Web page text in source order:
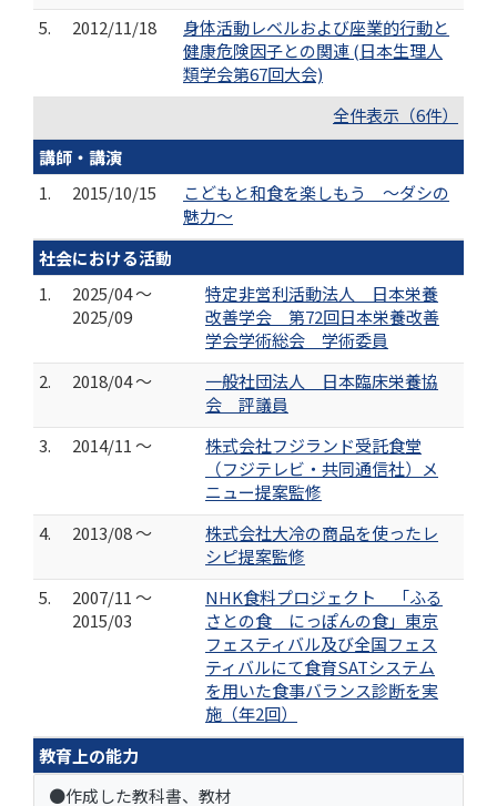
5.
2012/11/18
身体活動レベルおよび座業的行動と
健康危険因子との関連 (日本生理人
類学会第67回大会)
全件表示（6件）
講師・講演
1.
2015/10/15
こどもと和食を楽しもう ～ダシの
魅力～
社会における活動
1.
2025/04 ～
2025/09
特定非営利活動法人 日本栄養
改善学会 第72回日本栄養改善
学会学術総会 学術委員
2.
2018/04 ～
一般社団法人 日本臨床栄養協
会 評議員
3.
2014/11 ～
株式会社フジランド受託食堂
（フジテレビ・共同通信社）メ
ニュー提案監修
4.
2013/08 ～
株式会社大冷の商品を使ったレ
シピ提案監修
5.
2007/11 ～
2015/03
NHK食料プロジェクト 「ふる
さとの食 にっぽんの食」東京
フェスティバル及び全国フェス
ティバルにて食育SATシステム
を用いた食事バランス診断を実
施（年2回）
教育上の能力
●作成した教科書、教材